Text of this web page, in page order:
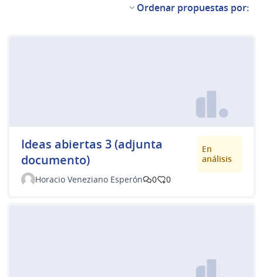
Ordenar propuestas por:
Ideas abiertas 3 (adjunta
documento)
En
análisis
Horacio Veneziano Esperón
0 0